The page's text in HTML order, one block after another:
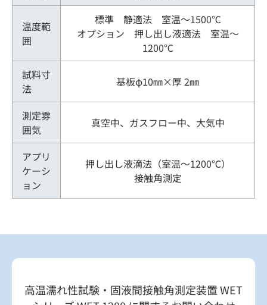
温度範
囲
標準 静適法 室温～1500℃
オプション 押し出し液適法 室温～
1200℃
試料寸
法
基板φ10㎜×厚 2㎜
測定雰
囲気
真空中、ガスフロー中、大気中
アプリ
ケーシ
ョン
押し出し液滴法（室温～1200℃）
接触角測定
高温濡れ性試験・固液間接触角測定装置 WET